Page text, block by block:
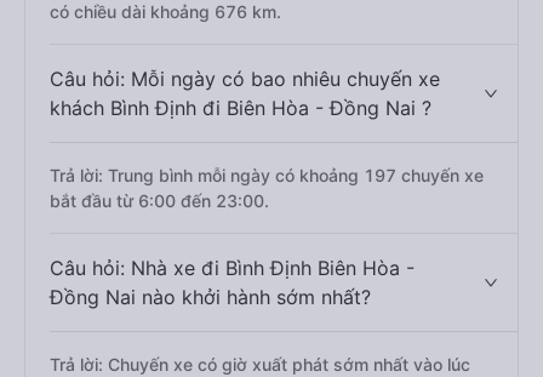
có chiều dài khoảng 676 km.
Câu hỏi: Mỗi ngày có bao nhiêu chuyến xe
khách Bình Định đi Biên Hòa - Đồng Nai ?
Trả lời: Trung bình mỗi ngày có khoảng 197 chuyến xe
bắt đầu từ 6:00 đến 23:00.
Câu hỏi: Nhà xe đi Bình Định Biên Hòa -
Đồng Nai nào khởi hành sớm nhất?
Trả lời: Chuyến xe có giờ xuất phát sớm nhất vào lúc